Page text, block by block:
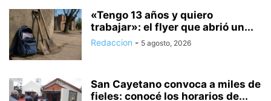
«Tengo 13 años y quiero
trabajar»: el flyer que abrió un...
Redaccion - 5 agosto, 2026
San Cayetano convoca a miles de
fieles: conocé los horarios de...